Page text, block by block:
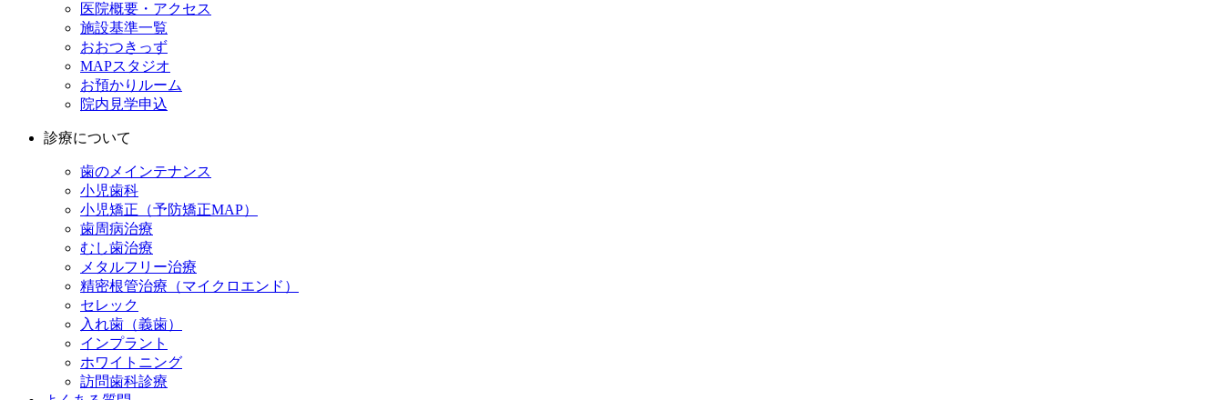
医院概要・アクセス
施設基準一覧
おおつきっず
MAPスタジオ
お預かりルーム
院内見学申込
診療について
歯のメインテナンス
小児歯科
小児矯正（予防矯正MAP）
歯周病治療
むし歯治療
メタルフリー治療
精密根管治療（マイクロエンド）
セレック
入れ歯（義歯）
インプラント
ホワイトニング
訪問歯科診療